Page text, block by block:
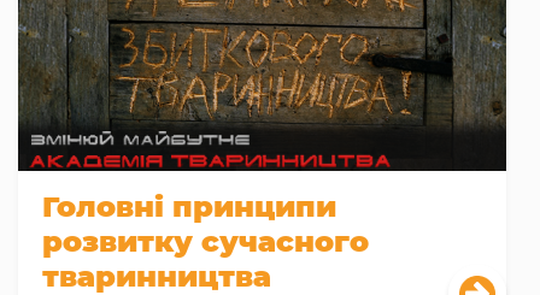
Головні принципи
розвитку сучасного
тваринництва